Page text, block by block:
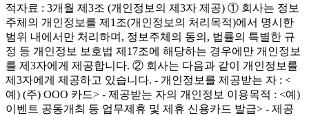
적자료 : 3개월 제3조 (개인정보의 제3자 제공) ① 회사는 정보
주체의 개인정보를 제1조(개인정보의 처리목적)에서 명시한
범위 내에서만 처리하며, 정보주체의 동의, 법률의 특별한 규
정 등 개인정보 보호법 제17조에 해당하는 경우에만 개인정보
를 제3자에게 제공합니다. ② 회사는 다음과 같이 개인정보를
제3자에게 제공하고 있습니다. - 개인정보를 제공받는 자 : <
예) (주) OOO 카드> - 제공받는 자의 개인정보 이용목적 : <예)
이벤트 공동개최 등 업무제휴 및 제휴 신용카드 발급> - 제공